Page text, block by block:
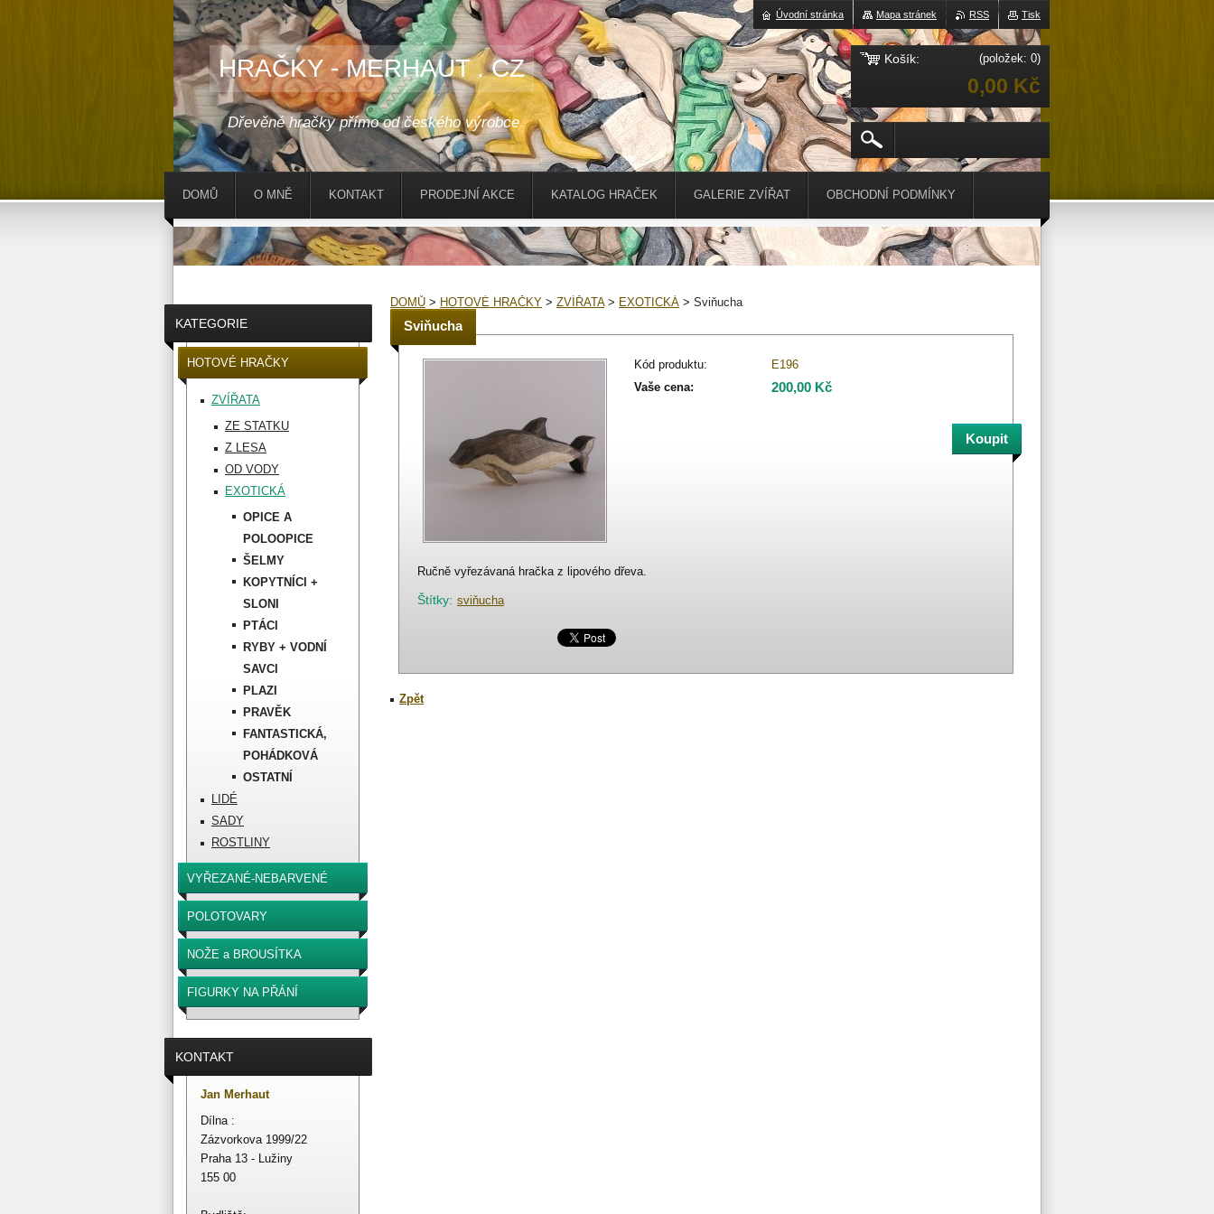
HRAČKY - MERHAUT . CZ
Dřevěné hračky přímo od českého výrobce
DOMŮ > HOTOVÉ HRAČKY > ZVÍŘATA > EXOTICKÁ > Sviňucha
Sviňucha
Kód produktu:
E196
Vaše cena:
200,00 Kč
Ručně vyřezávaná hračka z lipového dřeva.
Štítky: sviňucha
Zpět
KATEGORIE
HOTOVÉ HRAČKY
ZVÍŘATA
ZE STATKU
Z LESA
OD VODY
EXOTICKÁ
OPICE A
POLOOPICE
ŠELMY
KOPYTNÍCI +
SLONI
PTÁCI
RYBY + VODNÍ
SAVCI
PLAZI
PRAVĚK
FANTASTICKÁ,
POHÁDKOVÁ
OSTATNÍ
LIDÉ
SADY
ROSTLINY
VYŘEZANÉ-NEBARVENÉ
POLOTOVARY
NOŽE a BROUSÍTKA
FIGURKY NA PŘÁNÍ
KONTAKT
Jan Merhaut
Dílna :
Zázvorkova 1999/22
Praha 13 - Lužiny
155 00
DOMŮ O MNĚ KONTAKT PRODEJNÍ AKCE KATALOG HRAČEK GALERIE ZVÍŘAT OBCHODNÍ PODMÍNKY
Tisk
RSS
Mapa stránek
Úvodní stránka
Košík: (položek: 0)
0,00 Kč